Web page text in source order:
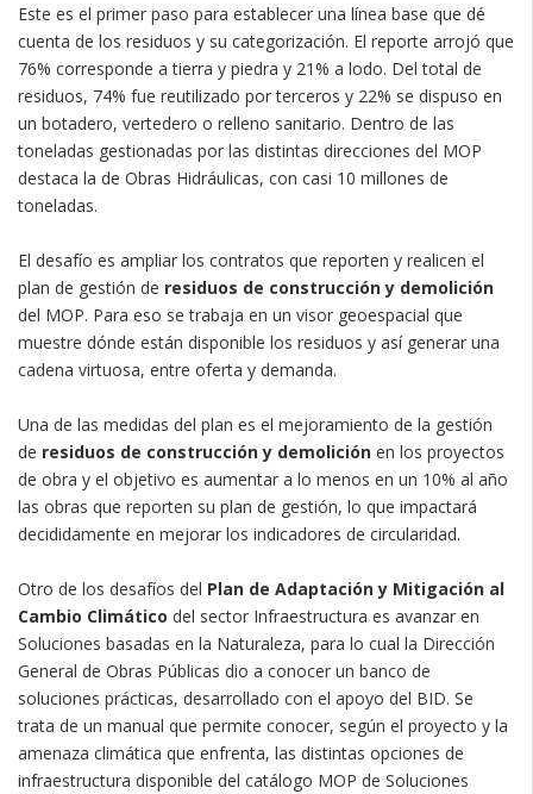
Este es el primer paso para establecer una línea base que dé
cuenta de los residuos y su categorización. El reporte arrojó que
76% corresponde a tierra y piedra y 21% a lodo. Del total de
residuos, 74% fue reutilizado por terceros y 22% se dispuso en
un botadero, vertedero o relleno sanitario. Dentro de las
toneladas gestionadas por las distintas direcciones del MOP
destaca la de Obras Hidráulicas, con casi 10 millones de
toneladas.
El desafío es ampliar los contratos que reporten y realicen el
plan de gestión de residuos de construcción y demolición
del MOP. Para eso se trabaja en un visor geoespacial que
muestre dónde están disponible los residuos y así generar una
cadena virtuosa, entre oferta y demanda.
Una de las medidas del plan es el mejoramiento de la gestión
de residuos de construcción y demolición en los proyectos
de obra y el objetivo es aumentar a lo menos en un 10% al año
las obras que reporten su plan de gestión, lo que impactará
decididamente en mejorar los indicadores de circularidad.
Otro de los desafíos del Plan de Adaptación y Mitigación al
Cambio Climático del sector Infraestructura es avanzar en
Soluciones basadas en la Naturaleza, para lo cual la Dirección
General de Obras Públicas dio a conocer un banco de
soluciones prácticas, desarrollado con el apoyo del BID. Se
trata de un manual que permite conocer, según el proyecto y la
amenaza climática que enfrenta, las distintas opciones de
infraestructura disponible del catálogo MOP de Soluciones